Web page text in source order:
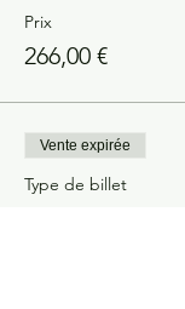
Prix
266,00 €
Vente expirée
Type de billet